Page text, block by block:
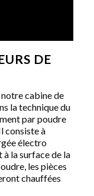
DE
notre cabine de
la technique du
par poudre
consiste à
électro
la surface de la
les pièces
chauffées